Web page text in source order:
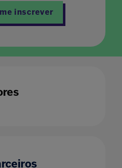
inscrever